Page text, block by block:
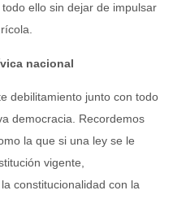
ello sin dejar de impulsar
nacional
debilitamiento junto con todo
democracia. Recordemos
la que si una ley se le
vigente,
constitucionalidad con la